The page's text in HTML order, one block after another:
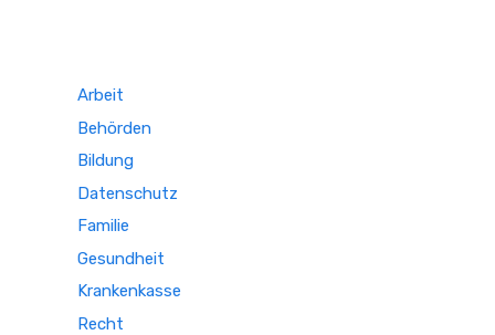
Arbeit
Behörden
Bildung
Datenschutz
Familie
Gesundheit
Krankenkasse
Recht